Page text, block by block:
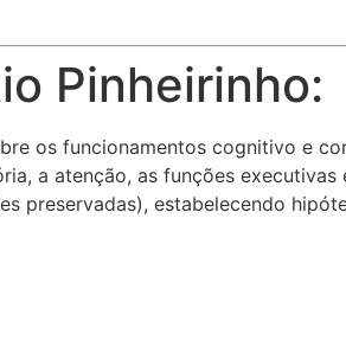
Pinheirinho:
os funcionamentos cognitivo e
a atenção, as funções executivas
preservadas), estabelecendo